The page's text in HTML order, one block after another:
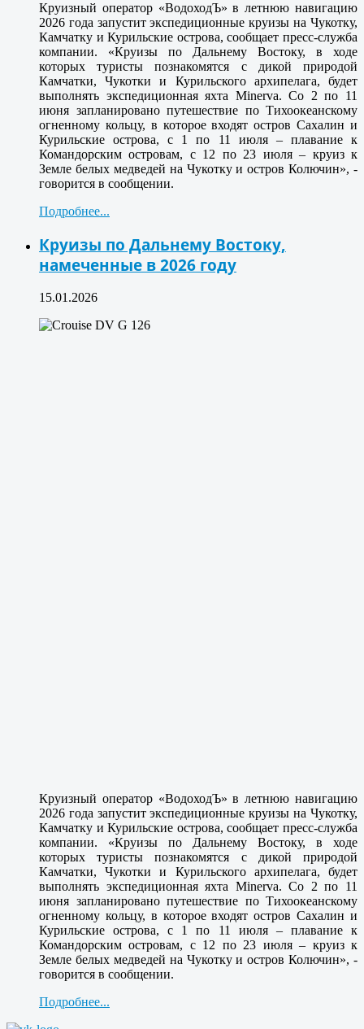
Круизный оператор «ВодоходЪ» в летнюю навигацию
2026 года запустит экспедиционные круизы на Чукотку,
Камчатку и Курильские острова, сообщает пресс-служба
компании. «Круизы по Дальнему Востоку, в ходе
которых туристы познакомятся с дикой природой
Камчатки, Чукотки и Курильского архипелага, будет
выполнять экспедиционная яхта Minerva. Со 2 по 11
июня запланировано путешествие по Тихоокеанскому
огненному кольцу, в которое входят остров Сахалин и
Курильские острова, с 1 по 11 июля – плавание к
Командорским островам, с 12 по 23 июля – круиз к
Земле белых медведей на Чукотку и остров Колючин», -
говорится в сообщении.
Подробнее...
Круизы по Дальнему Востоку,
намеченные в 2026 году
15.01.2026
Круизный оператор «ВодоходЪ» в летнюю навигацию
2026 года запустит экспедиционные круизы на Чукотку,
Камчатку и Курильские острова, сообщает пресс-служба
компании. «Круизы по Дальнему Востоку, в ходе
которых туристы познакомятся с дикой природой
Камчатки, Чукотки и Курильского архипелага, будет
выполнять экспедиционная яхта Minerva. Со 2 по 11
июня запланировано путешествие по Тихоокеанскому
огненному кольцу, в которое входят остров Сахалин и
Курильские острова, с 1 по 11 июля – плавание к
Командорским островам, с 12 по 23 июля – круиз к
Земле белых медведей на Чукотку и остров Колючин», -
говорится в сообщении.
Подробнее...